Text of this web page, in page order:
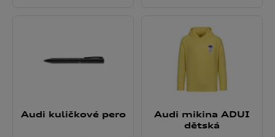
Audi kuličkové pero
Audi mikina ADUI
dětská